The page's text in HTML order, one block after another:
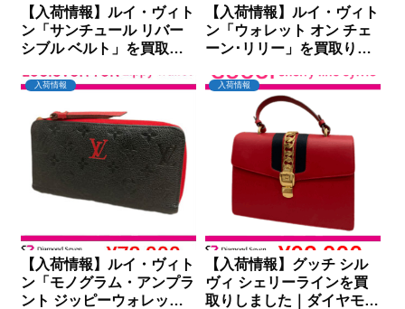
【入荷情報】ルイ・ヴィト
ン「サンチュール リバー
シブル ベルト」を買取り
ブン
【入荷情報】ルイ・ヴィト
ン「ウォレット オン チェ
ーン･リリー」を買取りし
ン
入荷情報
【入荷情報】ルイ・ヴィト
ン「モノグラム・アンプラ
ント ジッピーウォレッ
入荷情報
【入荷情報】グッチ シル
ヴィ シェリーラインを買
取りしました｜ダイヤモン